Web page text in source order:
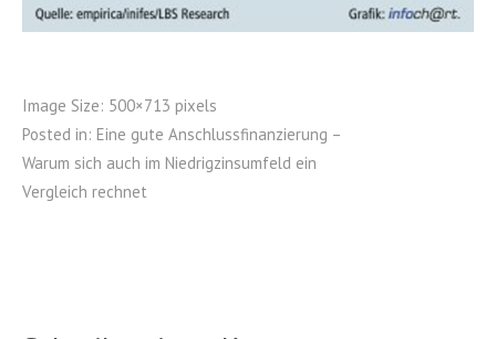
Image Size: 500×713 pixels
Posted in: Eine gute Anschlussfinanzierung –
Warum sich auch im Niedrigzinsumfeld ein
Vergleich rechnet